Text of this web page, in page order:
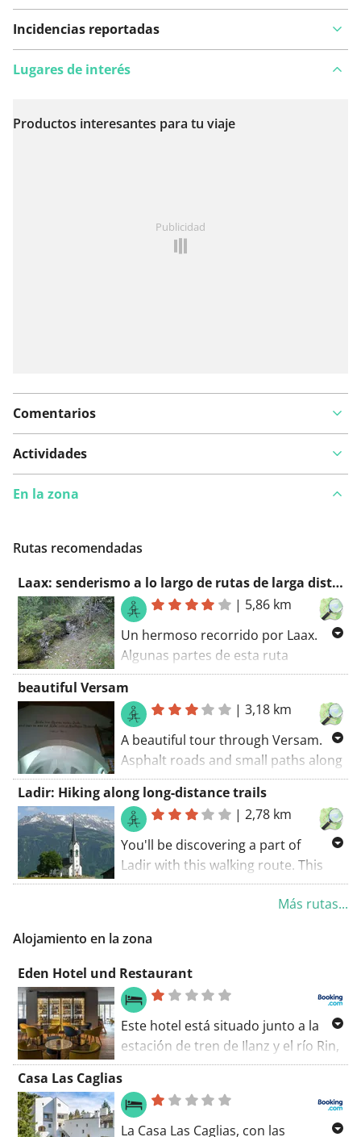
Incidencias reportadas
Ver en el mapa
Lugares de interés
Productos interesantes para tu viaje
Publicidad
Comentarios
Actividades
En la zona
Rutas recomendadas
Laax: senderismo a lo largo de rutas de larga distancia
| 5,86 km
Un hermoso recorrido por Laax.
Algunas partes de esta ruta
coinciden con un sendero ciclista de
larga distancia. Una ruta con algo
extra.. La ruta de senderismo
comienza en el aparcamiento.
beautiful Versam
|3,18 km
A beautiful tour through Versam.
Asphalt roads and small paths along
this route. Some parts of this route
coincide with a long-distance cycling
trail. The walking route starts at the
church.
Ladir: Hiking along long-distance trails
|2,78 km
You'll be discovering a part of
Ladir with this walking route. This
tour coincides with a GR trail. The
walking route starts at the car park..
Más rutas...
Alojamiento en la zona
Eden Hotel und Restaurant
Este hotel está situado junto a la
estación de tren de Ilanz y el río Rin,
en el valle de Surselva. Ofrece
conexión Wi-Fi gratuita,
aparcamiento gratuito y servicio de
traslado gratuito a las pistas de
Casa Las Caglias
La Casa Las Caglias, con las